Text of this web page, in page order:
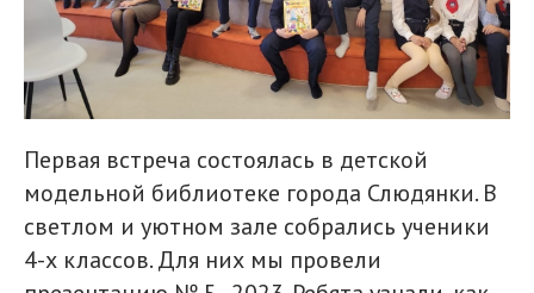
Первая встреча состоялась в детской
модельной библиотеке города Слюдянки. В
светлом и уютном зале собрались ученики
4-х классов. Для них мы провели